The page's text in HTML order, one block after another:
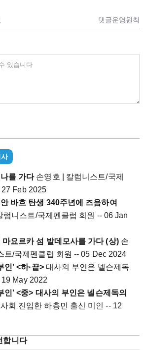
댓글운영원칙
있습니다
를 가다손영호 | 칼럼니스트/국제
Feb 2025
바흐 탄생 340주년에 즈음하여
럼니스트/국제펜클럽 회원 -- 06 Jan
마요르카 섬 발데모사를 가다 (상)손
트/국제펜클럽 회원 -- 05 Dec 2024
인' <하·끝>대사의 부인은 넬슨제독
May 2022
인' <중> 대사의 부인은 넬슨제독의
회 진입한 하층민 출신 미인 -- 12
합니다